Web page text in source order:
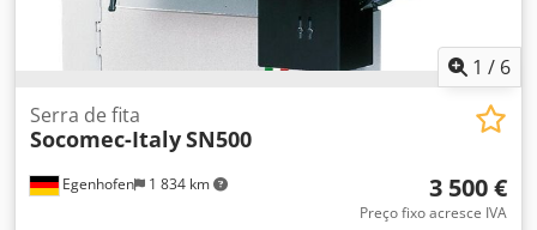
1 / 6
Egenhofen 1 834 km
Serra de fita
Socomec-ItalySN500
3 500 €
Preço fixo acresce IVA